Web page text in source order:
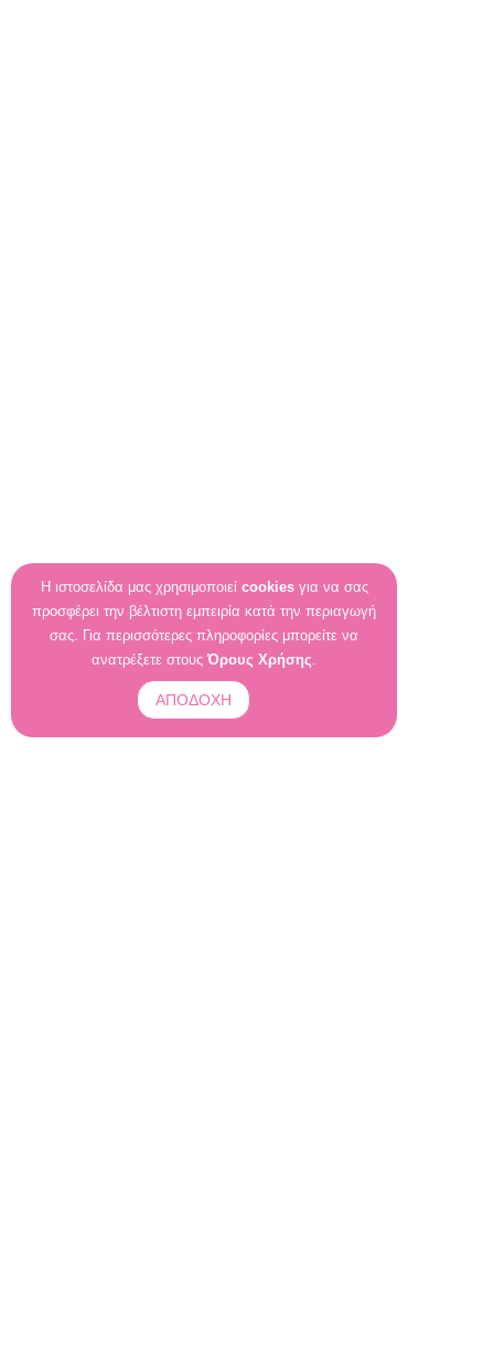
Η ιστοσελίδα μας χρησιμοποιεί cookiesγια να σας
προσφέρει την βέλτιστη εμπειρία κατά την περιαγωγή
σας. Για περισσότερες πληροφορίες μπορείτε να
ανατρέξετε στους Όρους Χρήσης.
ΑΠΟΔΟΧΗ